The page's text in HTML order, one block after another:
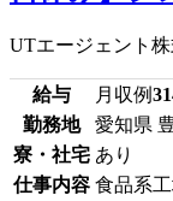
UTエージェント
給与 月収例
勤務地
愛知県
寮・社宅 あり
仕事内容 食品系